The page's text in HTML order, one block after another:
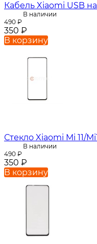
Кабель Xiaomi USB
В наличии
490 ₽
350 ₽
В корзину
Стекло Xiaomi Mi 11/
В наличии
490 ₽
350 ₽
В корзину